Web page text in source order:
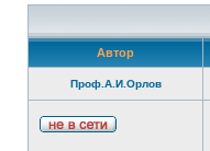
Автор
Проф.А.И.Орлов